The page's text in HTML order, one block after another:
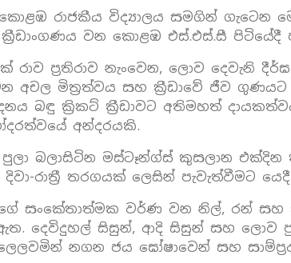
රාජකීය විද්‍යාලය සමගින් ගැටෙන
වන කොළඹ එස්.එස්.සී පිටියේදී
ප්‍රතිරාව නැංවෙන, ලොව දෙවැනි
අචල මිත්‍රත්වය සහ ක්‍රීඩාවේ ජීව ගුණයට
බඳු ක්‍රිකට් ක්‍රීඩාවට අතිමහත්
අන්දරයකි.
බලාසිටින මස්ටෑන්ග්ස් කුසලාන එක්දින
රාත්‍රී තරගයක් ලෙසින් පැවැත්වීමට
සංකේතාත්මක වර්ණ වන නිල්, රන් සහ
දෙවිදුහල් සිසුන්, ආදි සිසුන් සහ ලොව
නගන ජය ඝෝෂාවෙන් සහ